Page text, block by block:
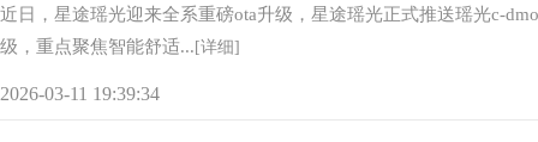
近日，星途瑶光迎来全系重磅ota升级，星途瑶光正式推送瑶光c-
级，重点聚焦智能舒适... [详细]
2026-03-11 19:39:34